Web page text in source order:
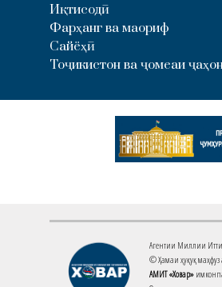
Иқтисодӣ
Фарҳанг ва маориф
Сайёҳӣ
Тоҷикистон ва ҷомеаи
Агентии Миллии
© Ҳамаи ҳуқуқ маҳфуз
АМИТ «Ховар»